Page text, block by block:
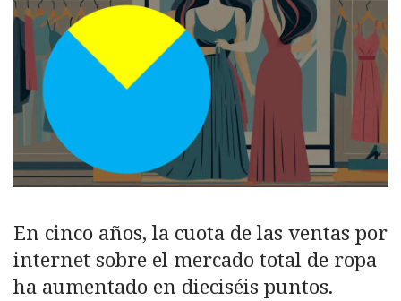
En cinco años, la cuota de las ventas por
internet sobre el mercado total de ropa
ha aumentado en dieciséis puntos.